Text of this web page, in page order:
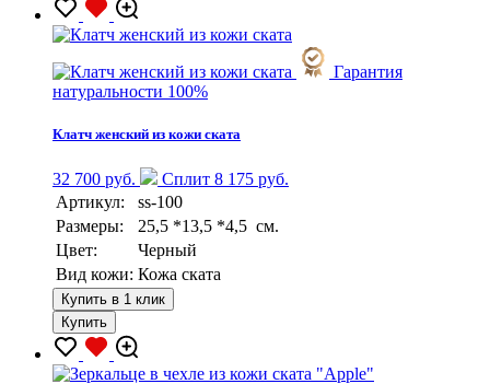
Гарантия
натуральности 100%
Клатч женский из кожи ската
32 700 руб.
Сплит 8 175 руб.
Артикул:
ss-100
Размеры:
25,5 *13,5 *4,5 см.
Цвет:
Черный
Вид кожи: Кожа ската
Купить в 1 клик
Купить